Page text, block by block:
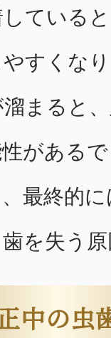
ている
すくな
まると
がある
最終的
を失う
中の虫